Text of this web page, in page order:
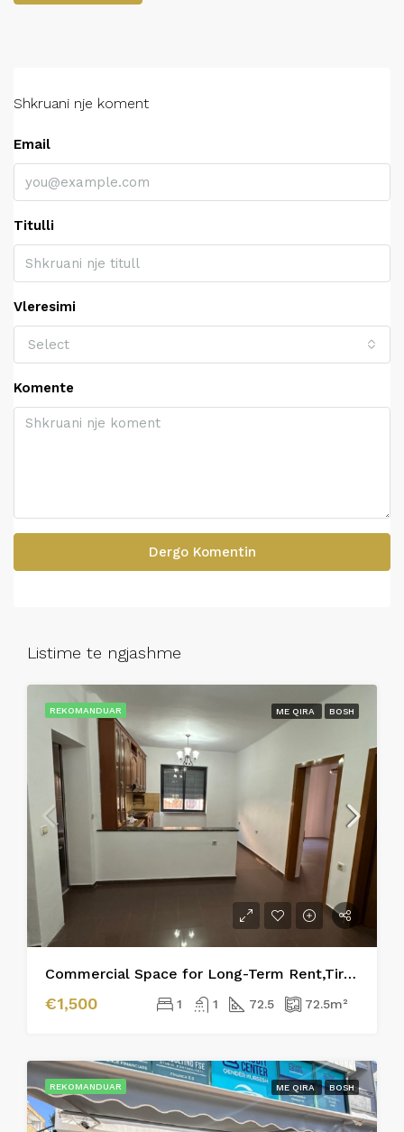
Shkruani nje koment
Email
Titulli
Vleresimi
Select
Komente
Dergo Komentin
Listime te ngjashme
REKOMANDUAR ME QIRA BOSH
Commercial Space for Long-Term Rent,Tirane
€1,500 1 1 72.5 72.5m²
REKOMANDUAR ME QIRA BOSH